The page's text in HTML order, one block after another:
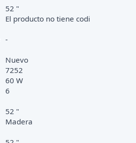
52 "
El producto no tiene codi
-
Nuevo
7252
60 W
6
52 "
Madera